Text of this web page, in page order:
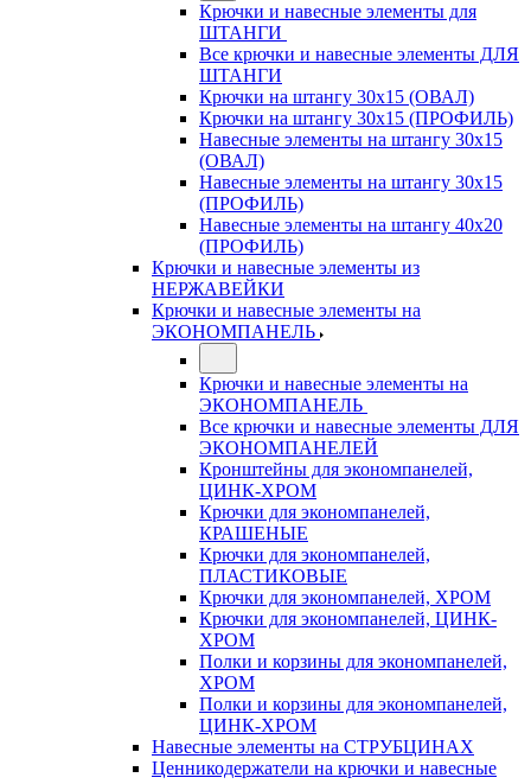
Крючки и навесные элементы для
ШТАНГИ
Все крючки и навесные элементы ДЛЯ
ШТАНГИ
Крючки на штангу 30х15 (ОВАЛ)
Крючки на штангу 30х15 (ПРОФИЛЬ)
Навесные элементы на штангу 30х15
(ОВАЛ)
Навесные элементы на штангу 30х15
(ПРОФИЛЬ)
Навесные элементы на штангу 40х20
(ПРОФИЛЬ)
Крючки и навесные элементы из
НЕРЖАВЕЙКИ
Крючки и навесные элементы на
ЭКОНОМПАНЕЛЬ
Крючки и навесные элементы на
ЭКОНОМПАНЕЛЬ
Все крючки и навесные элементы ДЛЯ
ЭКОНОМПАНЕЛЕЙ
Кронштейны для экономпанелей,
ЦИНК-ХРОМ
Крючки для экономпанелей,
КРАШЕНЫЕ
Крючки для экономпанелей,
ПЛАСТИКОВЫЕ
Крючки для экономпанелей, ХРОМ
Крючки для экономпанелей, ЦИНК-
ХРОМ
Полки и корзины для экономпанелей,
ХРОМ
Полки и корзины для экономпанелей,
ЦИНК-ХРОМ
Навесные элементы на СТРУБЦИНАХ
Ценникодержатели на крючки и навесные